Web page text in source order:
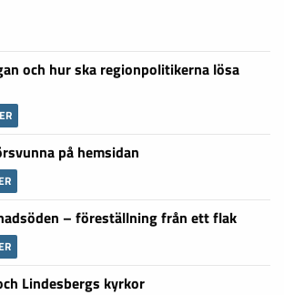
och hur ska regionpolitikerna lösa
på hemsidan
– föreställning från ett flak
Lindesbergs kyrkor